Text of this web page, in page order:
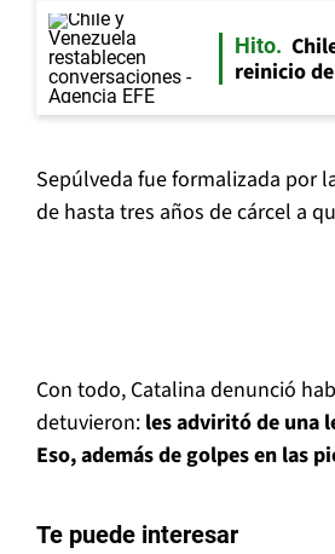
Hito
reinicio
Sepúlveda fue formalizada por
de hasta tres años de cárcel a
Con todo, Catalina denunció
detuvieron: les adviritó de una
Eso, además de golpes en las
Te puede interesar